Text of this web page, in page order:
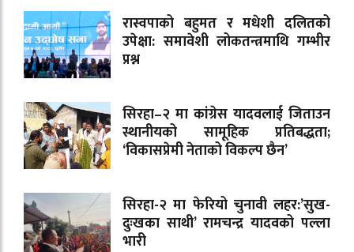
रास्वपाको बहुमत र मधेशी दलितको
उपेक्षा: समावेशी लोकतन्त्रमाथि गम्भीर
प्रश्न
सिरहा–२ मा कांग्रेस यादवलाई जिताउन
स्थानीयको सामूहिक प्रतिबद्धता;
‘विकासप्रेमी नेताको विकल्प छैन’
सिरहा-२ मा फेरियो चुनावी लहर:’सुख-
दुःखका साथी’ रामचन्द्र यादवको पल्ला
भारी